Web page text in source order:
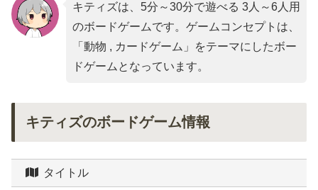
キティズは、5分～30分で遊べる 3人～6人用
のボードゲームです。ゲームコンセプトは、
「 動物 , カードゲーム 」をテーマにしたボー
ドゲームとなっています。
キティズのボードゲーム情報
タイトル